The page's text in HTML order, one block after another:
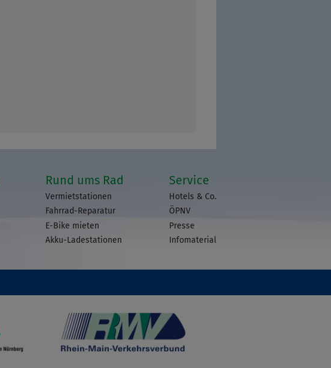
Rund ums Rad
Vermietstationen
Fahrrad-Reparatur
E-Bike mieten
Akku-Ladestationen
Service
Hotels & Co.
ÖPNV
Presse
Infomaterial